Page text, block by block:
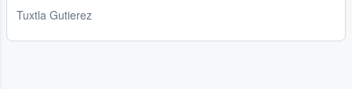
Tuxtla Gutierez